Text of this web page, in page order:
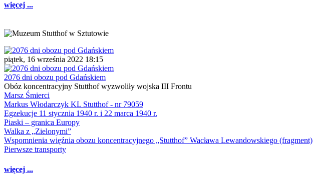
więcej ...
piątek, 16 września 2022 18:15
2076 dni obozu pod Gdańskiem
Obóz koncentracyjny Stutthof wyzwoliły wojska III Frontu
Marsz Śmierci
Markus Włodarczyk KL Stutthof - nr 79059
Egzekucje 11 stycznia 1940 r. i 22 marca 1940 r.
Piaski – granica Europy
Walka z „Zielonymi”
Wspomnienia więźnia obozu koncentracyjnego „Stutthof” Wacława Lewandowskiego (fragment)
Pierwsze transporty
więcej ...